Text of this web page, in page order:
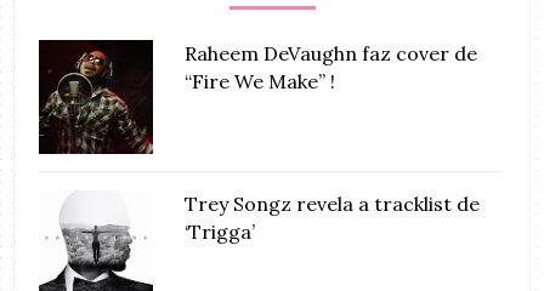
Raheem DeVaughn faz cover de
“Fire We Make” !
Trey Songz revela a tracklist de
‘Trigga’